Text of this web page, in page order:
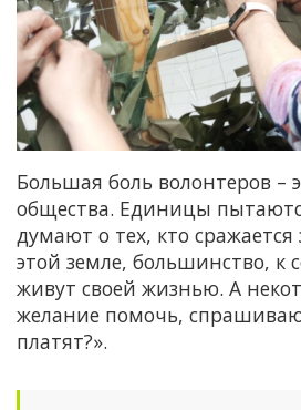
Большая боль волонтеров –
общества. Единицы
думают о тех, кто
этой земле, большинство, к
живут своей жизнью. А
желание помочь,
платят?».